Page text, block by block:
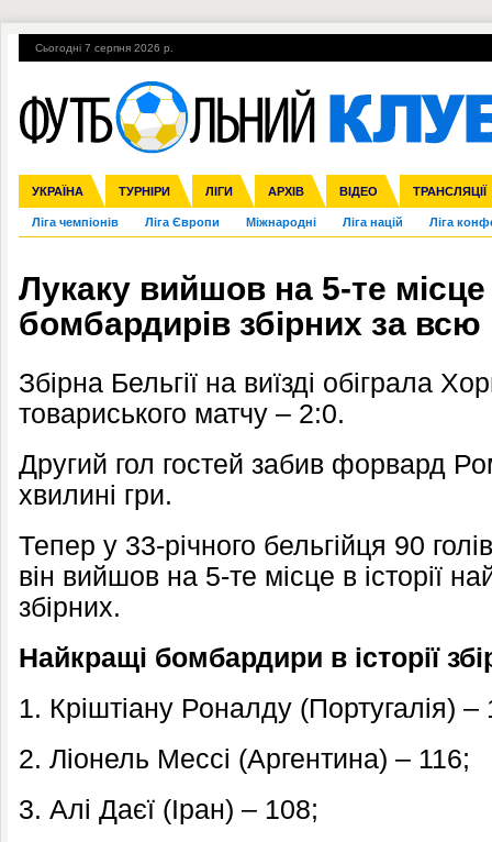
Сьогодні 7 серпня 2026 р.
УКРАЇНА ТУРНІРИ ЛІГИ АРХІВ ВІДЕО ТРАНСЛЯЦІЇ
Збірна Прем'єр-ліга Перша ліга Друга ліга Кубок України
Ліга чемпіонів Ліга Європи Міжнародні Ліга націй Ліга
Англія Іспанія Італія Німеччина Франція Інші
ЧС-2014 ЄВРО-2016 Росія Кубок конфедерацій ЧЄ-2015 (U-
Гарячі теми УПЛ, 1-й тур ВІЙНА УПЛ-ПЕРЕХОДИ
Лукаку вийшов на 5-те
бомбардирів збірних за всю
Збірна Бельгії на виїзді обіграла
товариського матчу – 2:0.
Другий гол гостей забив форвард
хвилині гри.
Тепер у 33-річного бельгійця 90
він вийшов на 5-те місце в історії
збірних.
Найкращі бомбардири в історії
1. Кріштіану Роналду (Португалія) –
2. Ліонель Мессі (Аргентина) – 116;
3. Алі Даєї (Іран) – 108;